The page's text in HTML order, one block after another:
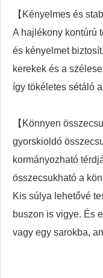
【Kényelmes és
A hajlékony kontúrú
és kényelmet
kerekek és a
így tökéletes sétáló
【Könnyen
gyorskioldó
kormányozható
összecsukható a
Kis súlya lehetővé
buszon is vigye. És
vagy egy sarokba,